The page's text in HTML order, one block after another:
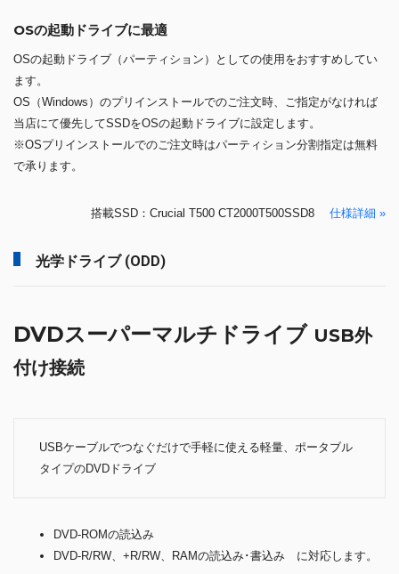
OSの起動ドライブに最適
OSの起動ドライブ（パーティション）としての使用をおすすめしてい
ます。
OS（Windows）のプリインストールでのご注文時、ご指定がなければ
当店にて優先してSSDをOSの起動ドライブに設定します。
※OSプリインストールでのご注文時はパーティション分割指定は無料
で承ります。
搭載SSD：Crucial T500 CT2000T500SSD8 仕様詳細 »
光学ドライブ (ODD)
DVDスーパーマルチドライブ USB外
付け接続
USBケーブルでつなぐだけで手軽に使える軽量、ポータブル
タイプのDVDドライブ
DVD-ROMの読込み
DVD-R/RW、+R/RW、RAMの読込み･書込み に対応します。